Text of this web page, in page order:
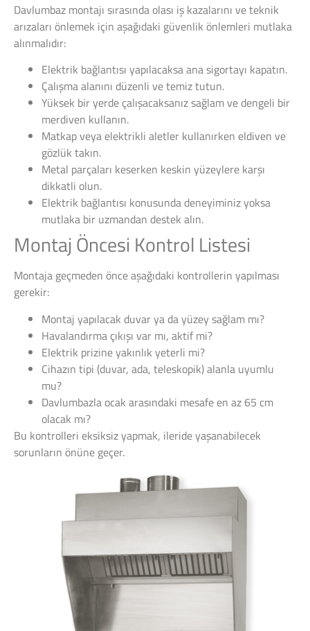
Davlumbaz montajı sırasında olası iş kazalarını ve teknik
arızaları önlemek için aşağıdaki güvenlik önlemleri mutlaka
alınmalıdır:
Elektrik bağlantısı yapılacaksa ana sigortayı kapatın.
Çalışma alanını düzenli ve temiz tutun.
Yüksek bir yerde çalışacaksanız sağlam ve dengeli bir
merdiven kullanın.
Matkap veya elektrikli aletler kullanırken eldiven ve
gözlük takın.
Metal parçaları keserken keskin yüzeylere karşı
dikkatli olun.
Elektrik bağlantısı konusunda deneyiminiz yoksa
mutlaka bir uzmandan destek alın.
Montaj Öncesi Kontrol Listesi
Montaja geçmeden önce aşağıdaki kontrollerin yapılması
gerekir:
Montaj yapılacak duvar ya da yüzey sağlam mı?
Havalandırma çıkışı var mı, aktif mi?
Elektrik prizine yakınlık yeterli mi?
Cihazın tipi (duvar, ada, teleskopik) alanla uyumlu
mu?
Davlumbazla ocak arasındaki mesafe en az 65 cm
olacak mı?
Bu kontrolleri eksiksiz yapmak, ileride yaşanabilecek
sorunların önüne geçer.